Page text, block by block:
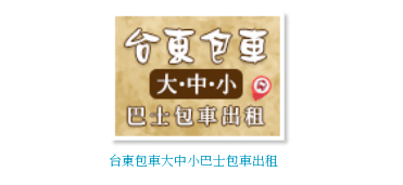
台東包車大中小巴士包車出租